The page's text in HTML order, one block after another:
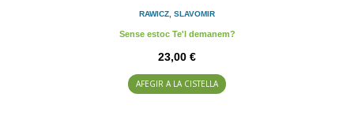
RAWICZ, SLAVOMIR
Sense estoc Te'l demanem?
23,00 €
AFEGIR A LA CISTELLA